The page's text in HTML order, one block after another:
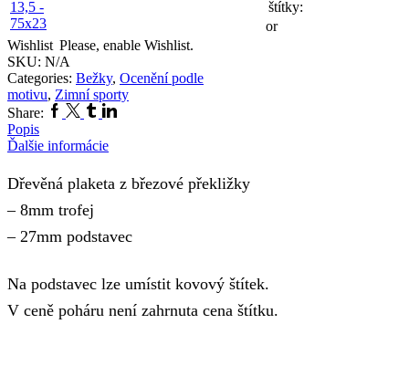
štítky:
or
Wishlist Please, enable Wishlist.
SKU: N/A
Categories: Bežky, Ocenění podle
motivu, Zimní sporty
Share: Facebook
Twitter
TumblrLinkedin
Popis
Ďalšie informácie
Dřevěná plaketa z březové překližky
– 8mm trofej
– 27mm podstavec
Na podstavec lze umístit kovový štítek.
V ceně poháru není zahrnuta cena štítku.